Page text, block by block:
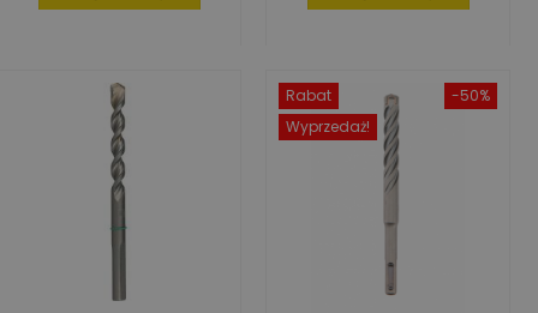
-50%
Rabat
Wyprzedaż!